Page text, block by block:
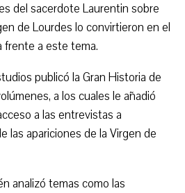
del sacerdote Laurentin sobre
de Lourdes lo convirtieron en el
frente a este tema.
publicó la Gran Historia de
a los cuales le añadió
a las entrevistas a
las apariciones de la Virgen de
analizó temas como las